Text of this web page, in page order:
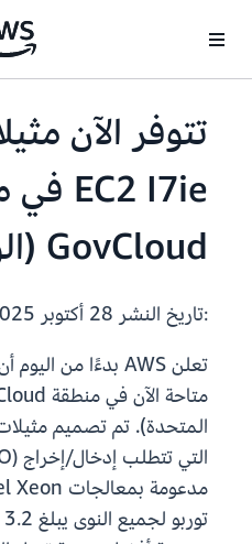
GovCloud (الولايات المتحدة)
:تاريخ النشر